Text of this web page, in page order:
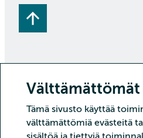
Välttämättömät
Tämä sivusto käyttää
välttämättömiä evästeitä
Copyright CSC – Tieteen
Tietoturva Tietosuoja
Saavutettavuusseloste